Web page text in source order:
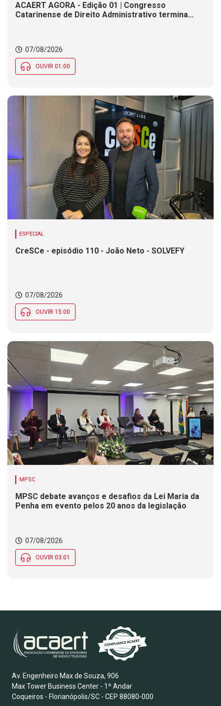
ACAERT AGORA - Edição 01 | Congresso
Catarinense de Direito Administrativo termina
mantém em parte de SC
07/08/2026
OUVIR 01:00
ESPECIAL
CreSCe - episódio 110 - João Neto - SOLVEFY
07/08/2026
OUVIR 15:00
MPSC
MPSC debate avanços e desafios da Lei Maria da
Penha em evento pelos 20 anos da legislação
07/08/2026
OUVIR 03:01
Av. Engenheiro Max de Souza, 906
Max Tower Business Center - 1º Andar
Coqueiros - Florianópolis/SC - CEP 88080-000